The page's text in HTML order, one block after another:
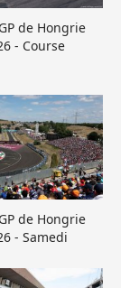
de Hongrie
- Course
de Hongrie
- Samedi